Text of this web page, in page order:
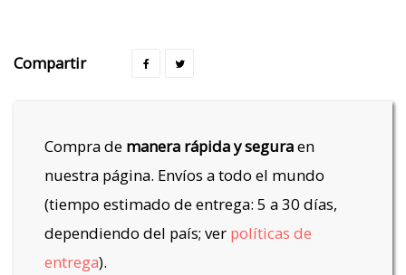
Compartir
Compra de manera rápida y seguraen
nuestra página. Envíos a todo el mundo
(tiempo estimado de entrega: 5 a 30 días,
dependiendo del país; ver políticas de
entrega).